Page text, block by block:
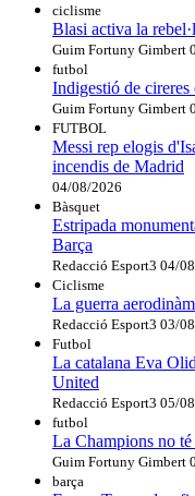
ciclisme
Blasi activa la
Guim Fortuny Gimbert
futbol
Indigestió de cireres
Guim Fortuny Gimbert
FUTBOL
Messi rep elogis
incendis de Madrid
04/08/2026
Bàsquet
Estripada
Barça
Redacció Esport3 04/
Ciclisme
La guerra
Redacció Esport3 03/
Futbol
La catalana Eva
United
Redacció Esport3 05/
futbol
La Champions no té
Guim Fortuny Gimbert
barça